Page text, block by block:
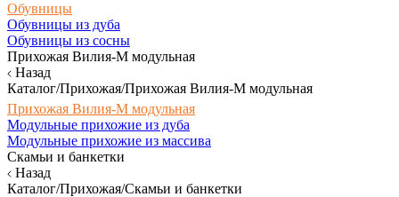
Обувницы
Обувницы из дуба
Обувницы из сосны
Прихожая Вилия-М модульная
Назад
Каталог/Прихожая/Прихожая Вилия-М модульная
Прихожая Вилия-М модульная
Модульные прихожие из дуба
Модульные прихожие из массива
Скамьи и банкетки
Назад
Каталог/Прихожая/Скамьи и банкетки